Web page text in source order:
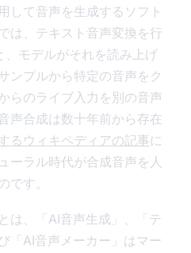
して音声を生成するソフト
は、テキスト音声変換を行
モデルがそれを読み上げ
ンプルから特定の音声をク
らのライブ入力を別の音声
声合成は数十年前から存在
るウィキペディアの記事に
ーラル時代が合成音声を人
です。
は、「AI音声生成」、「テ
「AI音声メーカー」はマー